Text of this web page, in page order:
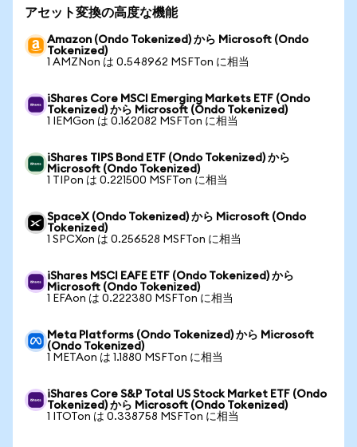
アセット変換の高度な機能
Amazon (Ondo Tokenized) から Microsoft (Ondo
Tokenized)
1 AMZNon は 0.548962 MSFTon に相当
iShares Core MSCI Emerging Markets ETF (Ondo
Tokenized) から Microsoft (Ondo Tokenized)
1 IEMGon は 0.162082 MSFTon に相当
iShares TIPS Bond ETF (Ondo Tokenized) から
Microsoft (Ondo Tokenized)
1 TIPon は 0.221500 MSFTon に相当
SpaceX (Ondo Tokenized) から Microsoft (Ondo
Tokenized)
1 SPCXon は 0.256528 MSFTon に相当
iShares MSCI EAFE ETF (Ondo Tokenized) から
Microsoft (Ondo Tokenized)
1 EFAon は 0.222380 MSFTon に相当
Meta Platforms (Ondo Tokenized) から Microsoft
(Ondo Tokenized)
1 METAon は 1.1880 MSFTon に相当
iShares Core S&P Total US Stock Market ETF (Ondo
Tokenized) から Microsoft (Ondo Tokenized)
1 ITOTon は 0.338758 MSFTon に相当